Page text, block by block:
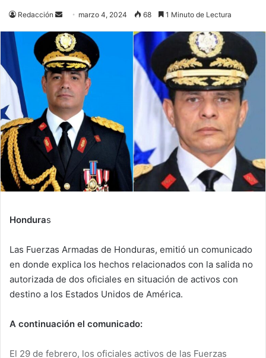
Redacción
Send
email
marzo 4, 2024 68 1 Minuto de Lectura
Honduras
Las Fuerzas Armadas de Honduras, emitió un comunicado
en donde explica los hechos relacionados con la salida no
autorizada de dos oficiales en situación de activos con
destino a los Estados Unidos de América.
A continuación el comunicado:
El 29 de febrero, los oficiales activos de las Fuerzas